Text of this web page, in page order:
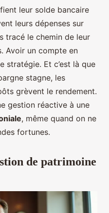
leur solde bancaire
leurs dépenses sur
tracé le chemin de leur
Avoir un compte en
stratégie. Et c’est là que
stagne, les
grèvent le rendement.
gestion réactive à une
, même quand on ne
fortunes.
de patrimoine